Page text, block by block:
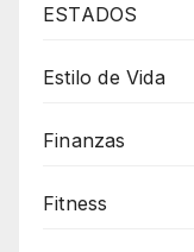
ESTADOS
Estilo de Vida
Finanzas
Fitness